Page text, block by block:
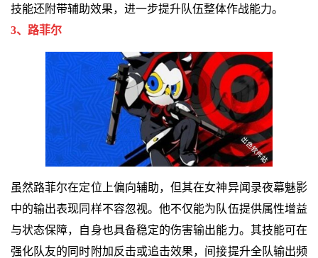
技能还附带辅助效果，进一步提升队伍整体作战能力。
3、路菲尔
虽然路菲尔在定位上偏向辅助，但其在女神异闻录夜幕魅影
中的输出表现同样不容忽视。他不仅能为队伍提供属性增益
与状态保障，自身也具备稳定的伤害输出能力。其技能可在
强化队友的同时附加反击或追击效果，间接提升全队输出频